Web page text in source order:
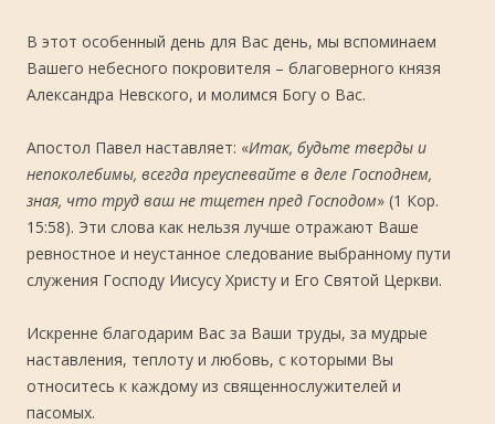
В этот особенный день для Вас день, мы вспоминаем
Вашего небесного покровителя – благоверного князя
Александра Невского, и молимся Богу о Вас.
Апостол Павел наставляет: «Итак, будьте тверды и
непоколебимы, всегда преуспевайте в деле Господнем,
зная, что труд ваш не тщетен пред Господом» (1 Кор.
15:58). Эти слова как нельзя лучше отражают Ваше
ревностное и неустанное следование выбранному пути
служения Господу Иисусу Христу и Его Святой Церкви.
Искренне благодарим Вас за Ваши труды, за мудрые
наставления, теплоту и любовь, с которыми Вы
относитесь к каждому из священнослужителей и
пасомых.